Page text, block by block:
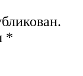
*